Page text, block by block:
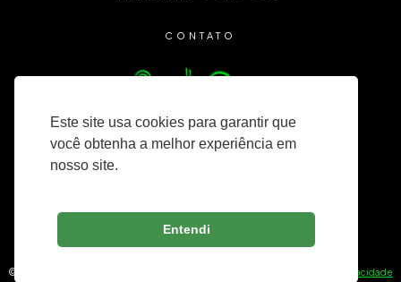
CONTATO
© 2025 Lozinsky Consultoria — Todos os direitos reservados. — Política de Privacidade
Este site usa cookies para garantir que
você obtenha a melhor experiência em
nosso site.
Entendi